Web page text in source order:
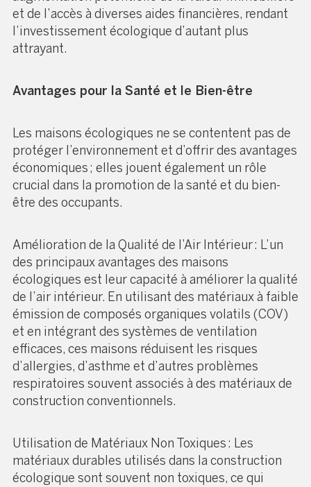
et de l’accès à diverses aides financières, rendant
l’investissement écologique d’autant plus
attrayant.
Avantages pour la Santé et le Bien-être
Les maisons écologiques ne se contentent pas de
protéger l’environnement et d’offrir des avantages
économiques ; elles jouent également un rôle
crucial dans la promotion de la santé et du bien-
être des occupants.
Amélioration de la Qualité de l’Air Intérieur : L’un
des principaux avantages des maisons
écologiques est leur capacité à améliorer la qualité
de l’air intérieur. En utilisant des matériaux à faible
émission de composés organiques volatils (COV)
et en intégrant des systèmes de ventilation
efficaces, ces maisons réduisent les risques
d’allergies, d’asthme et d’autres problèmes
respiratoires souvent associés à des matériaux de
construction conventionnels.
Utilisation de Matériaux Non Toxiques : Les
matériaux durables utilisés dans la construction
écologique sont souvent non toxiques, ce qui